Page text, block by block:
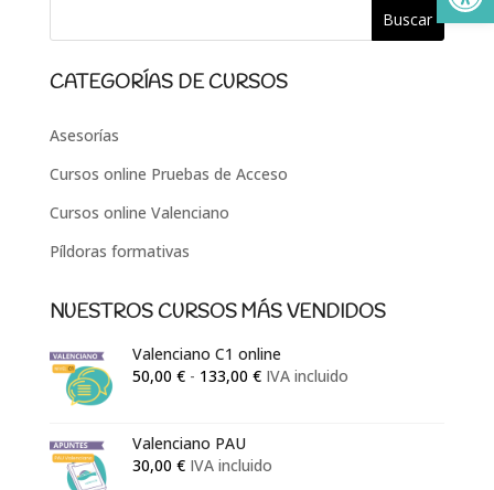
CATEGORÍAS DE CURSOS
Asesorías
Cursos online Pruebas de Acceso
Cursos online Valenciano
Píldoras formativas
NUESTROS CURSOS MÁS VENDIDOS
Valenciano C1 online
50,00 € - 133,00 €Rango
50,00 €
IVA incluido
Valenciano PAU
30,00 € IVA incluido